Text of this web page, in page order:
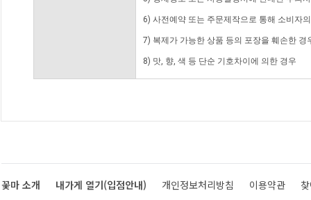
6) 사전예약 또는 주문제작으로 통해 소비자
7) 복제가 가능한 상품 등의 포장을 훼손한 경
8) 맛, 향, 색 등 단순 기호차이에 의한 경우
꽃마 소개 내가게 열기(입점안내) 개인정보처리방침 이용약관